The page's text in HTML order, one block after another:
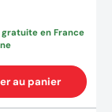
gratuite en France
au panier